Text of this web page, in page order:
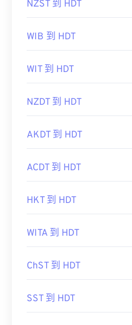
NZST 到 HDT
WIB 到 HDT
WIT 到 HDT
NZDT 到 HDT
AKDT 到 HDT
ACDT 到 HDT
HKT 到 HDT
WITA 到 HDT
ChST 到 HDT
SST 到 HDT